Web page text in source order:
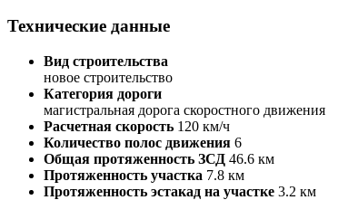
Технические данные
Вид строительства
новое строительство
Категория дороги
магистральная дорога скоростного движения
Расчетная скорость 120 км/ч
Количество полос движения 6
Общая протяженность ЗСД 46.6 км
Протяженность участка 7.8 км
Протяженность эстакад на участке 3.2 км